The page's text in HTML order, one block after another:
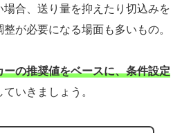
合、送り量を抑えたり切込みを
が必要になる場面も多いもの。
の推奨値をベースに、条件設定
ていきましょう。